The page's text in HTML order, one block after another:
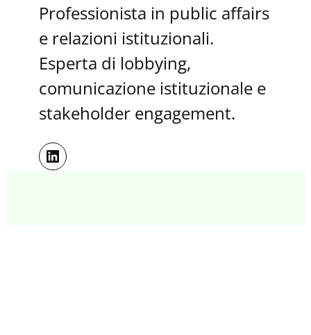
Professionista in public affairs
e relazioni istituzionali.
Esperta di lobbying,
comunicazione istituzionale e
stakeholder engagement.
LinkedIn